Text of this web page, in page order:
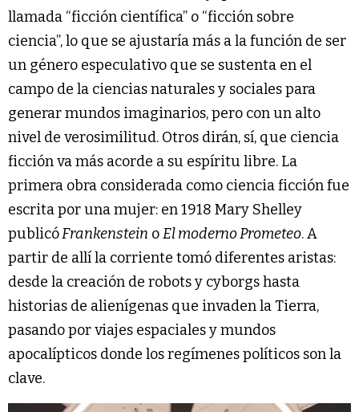
llamada “ficción científica” o “ficción sobre
ciencia”, lo que se ajustaría más a la función de ser
un género especulativo que se sustenta en el
campo de la ciencias naturales y sociales para
generar mundos imaginarios, pero con un alto
nivel de verosimilitud. Otros dirán, sí, que ciencia
ficción va más acorde a su espíritu libre. La
primera obra considerada como ciencia ficción fue
escrita por una mujer: en 1918 Mary Shelley
publicóFrankenstein oEl moderno Prometeo. A
partir de allí la corriente tomó diferentes aristas:
desde la creación de robots y cyborgs hasta
historias de alienígenas que invaden la Tierra,
pasando por viajes espaciales y mundos
apocalípticos donde los regímenes políticos son la
clave.